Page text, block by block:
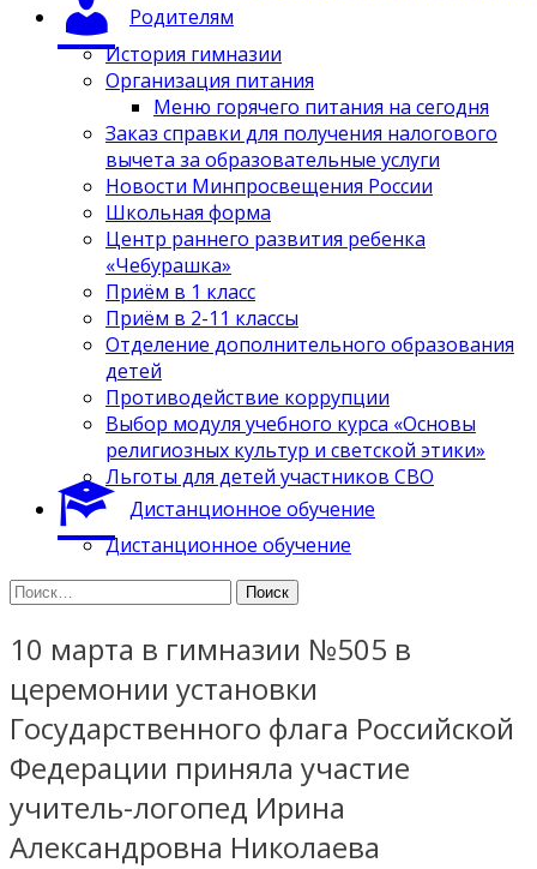
Родителям
История гимназии
Организация питания
Меню горячего питания на сегодня
Заказ справки для получения налогового
вычета за образовательные услуги
Новости Минпросвещения России
Школьная форма
Центр раннего развития ребенка
«Чебурашка»
Приём в 1 класс
Приём в 2-11 классы
Отделение дополнительного образования
детей
Противодействие коррупции
Выбор модуля учебного курса «Основы
религиозных культур и светской этики»
Льготы для детей участников СВО
Дистанционное обучение
Дистанционное обучение
Найти:
10 марта в гимназии №505 в
церемонии установки
Государственного флага Российской
Федерации приняла участие
учитель-логопед Ирина
Александровна Николаева